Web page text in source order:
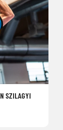
SZILAGYI